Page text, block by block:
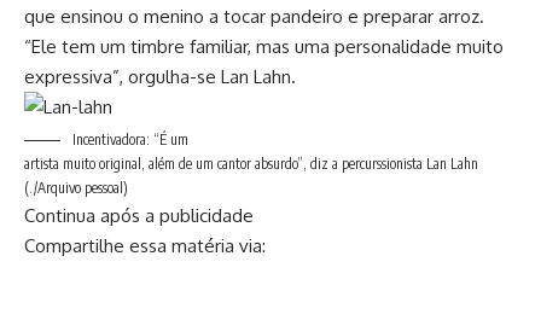
que ensinou o menino a tocar pandeiro e preparar arroz.
“Ele tem um timbre familiar, mas uma personalidade muito
expressiva”, orgulha-se Lan Lahn.
Incentivadora: “É um
artista muito original, além de um cantor absurdo”, diz a percurssionista Lan Lahn
(./Arquivo pessoal)
Continua após a publicidade
Compartilhe essa matéria via: